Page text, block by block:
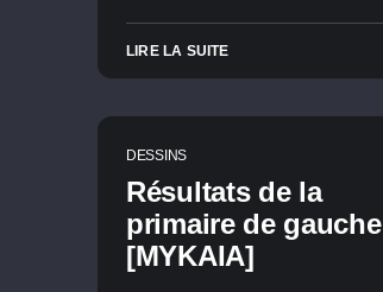
LIRE LA SUITE
DESSINS
Résultats de la
primaire de gauche
[MYKAIA]